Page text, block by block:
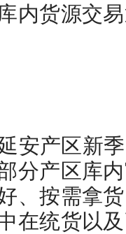
内货源交
安产区新
分产区库
、按需拿
在统货以